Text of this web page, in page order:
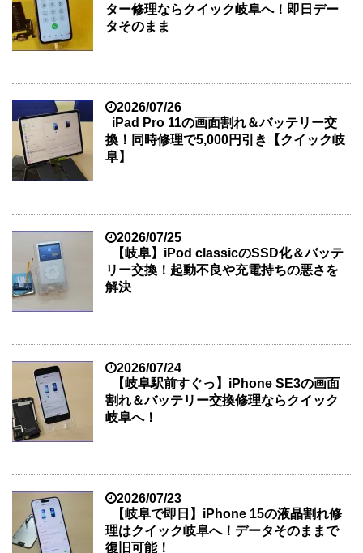
ター修理ならクイック岐阜へ！即日デー
タそのまま
2026/07/26
iPad Pro 11の画面割れ＆バッテリー交
換！同時修理で5,000円引き【クイック岐
阜】
2026/07/25
【岐阜】iPod classicのSSD化＆バッテ
リー交換！起動不良や充電持ちの悪さを
解決
2026/07/24
【岐阜駅前すぐっ】iPhone SE3の画面
割れ＆バッテリー交換修理ならクイック
岐阜へ！
2026/07/23
【岐阜で即日】iPhone 15の液晶割れ修
理はクイック岐阜へ！データそのままで
復旧可能！